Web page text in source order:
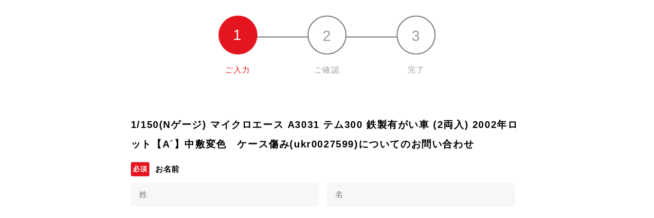
ご入力 ご確認 完了
1/150(Nゲージ) マイクロエース A3031 テム300 鉄製有がい車 (2両入) 2002年ロ
ット【A´】中敷変色 ケース傷み(ukr0027599)についてのお問い合わせ
お名前